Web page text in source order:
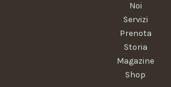
Noi
Servizi
Prenota
Storia
Magazine
Shop